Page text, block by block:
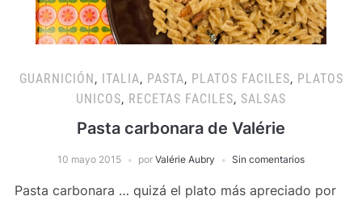
GUARNICIÓN, ITALIA, PASTA, PLATOS FACILES, PLATOS
UNICOS, RECETAS FACILES, SALSAS
Pasta carbonara de Valérie
10 mayo 2015 por Valérie Aubry Sin comentarios
Pasta carbonara … quizá el plato más apreciado por